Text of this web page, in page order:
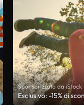
Sponsorizzato da iStock
Esclusivo: -15% di